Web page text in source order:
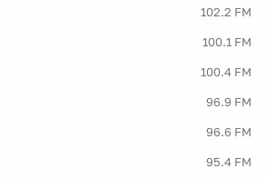
102.2 FM
100.1 FM
100.4 FM
96.9 FM
96.6 FM
95.4 FM